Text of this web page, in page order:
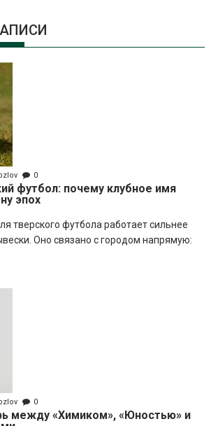
0
футбол: почему клубное имя
эпох
тверского футбола работает сильнее
Оно связано с городом напрямую:
0
между «Химиком», «Юностью» и